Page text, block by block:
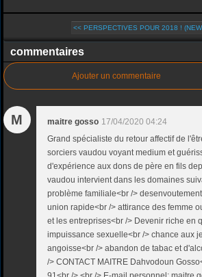
<< PERSPECTIVES POUR 2018 !
commentaires
Ajouter un commentaire
M maitre gosso 17/04/2020 04:24
Grand spécialiste du retour affectif de
sorciers vaudou voyant medium et
d'expérience aux dons de père en fils
vaudou intervient dans les domaines
problème familiale<br />
union rapide<br /> attirance des femme
et les entreprises<br /> Devenir riche en
impuissance sexuelle<br /> chance aux
angoisse<br /> abandon de tabac et
/> CONTACT MAITRE Dahvodoun